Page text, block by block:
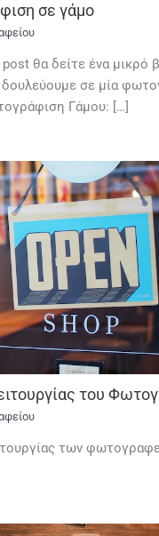
σε γάμο
θα δείτε ένα μικρό
σε μία
Γάμου: […]
του
των